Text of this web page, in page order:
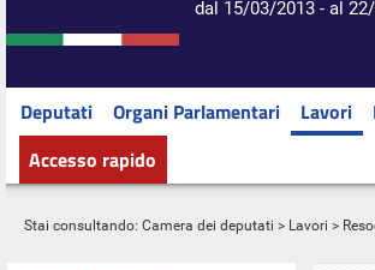
dal 15/03/2013 - al
Deputati Organi Parlamentari Lavori
Accesso rapido
Stai consultando: Camera dei deputati > Lavori >